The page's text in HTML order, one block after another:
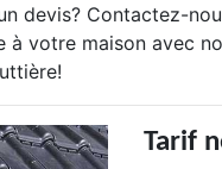
devis? Contactez-
à votre maison avec
Tarif